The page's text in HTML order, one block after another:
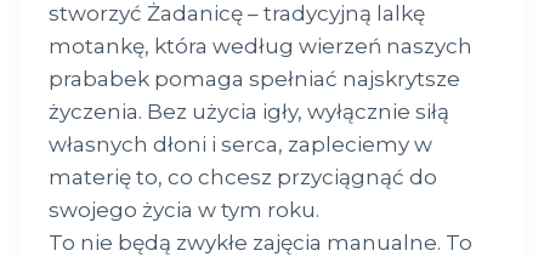
stworzyć Żadanicę – tradycyjną lalkę
motankę, która według wierzeń naszych
prababek pomaga spełniać najskrytsze
życzenia. Bez użycia igły, wyłącznie siłą
własnych dłoni i serca, zapleciemy w
materię to, co chcesz przyciągnąć do
swojego życia w tym roku.
To nie będą zwykłe zajęcia manualne. To